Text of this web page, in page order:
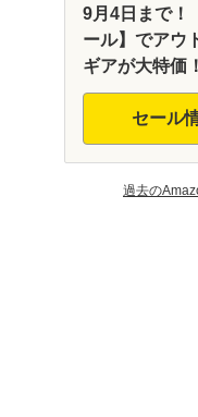
9月4日まで！
ール】でアウ
ギアが大特価！
セール
過去の